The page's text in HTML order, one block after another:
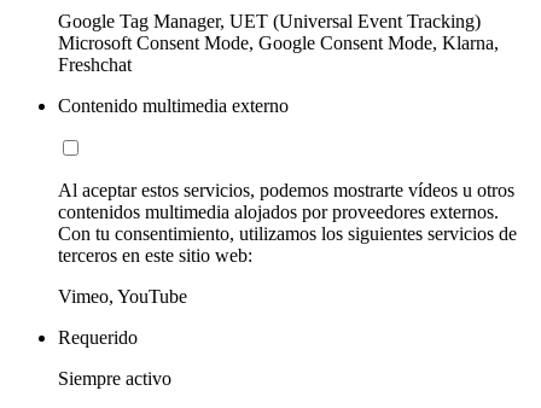
Google Tag Manager, UET (Universal Event Tracking)
Microsoft Consent Mode, Google Consent Mode, Klarna,
Freshchat
Contenido multimedia externo
Al aceptar estos servicios, podemos mostrarte vídeos u otros
contenidos multimedia alojados por proveedores externos.
Con tu consentimiento, utilizamos los siguientes servicios de
terceros en este sitio web:
Vimeo, YouTube
Requerido
Siempre activo